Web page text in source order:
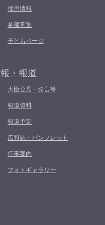
採用情報
各種募集
子どもページ
・報道
大臣会見・発言等
報道資料
報道予定
広報誌・パンフレット
行事案内
フォトギャラリー